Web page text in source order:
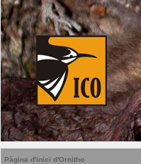
Pàgina d'inici d'Ornitho